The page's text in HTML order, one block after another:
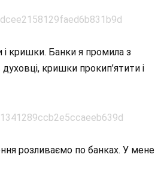
і кришки. Банки я промила з
кришки прокип’ятити і
розливаємо по банках. У мене